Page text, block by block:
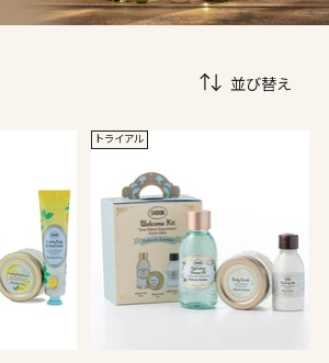
並び替え
トライアル